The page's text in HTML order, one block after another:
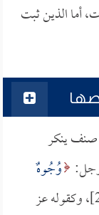
أما الذين ثبت
صنف ينكر
وُجُوهٌ
[القيامة:22-23]، وكقوله عز